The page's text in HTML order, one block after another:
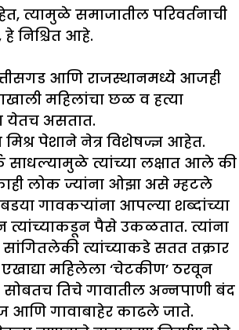
त्यामुळे समाजातील परिवर्तनाची
हे निश्चित आहे.
आणि राजस्थानमध्ये आजही
महिलांचा छळ व हत्या
येतच असतात.
मिश्र पेशाने नेत्र विशेषज्ज्ञ आहेत.
साधल्यामुळे त्यांच्या लक्षात आले की
लोक ज्यांना ओझा असे म्हटले
गावकऱ्यांना आपल्या शब्दांच्या
पैसे उकळतात. त्यांना
त्यांच्याकडे सतत तक्रार
महिलेला ‘चेटकीण’ ठरवून
तिचे गावातील अन्नपाणी बंद
गावाबाहेर काढले जाते.